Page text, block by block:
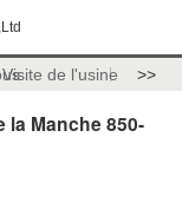
Visite de l'usine >>
Manche 850-